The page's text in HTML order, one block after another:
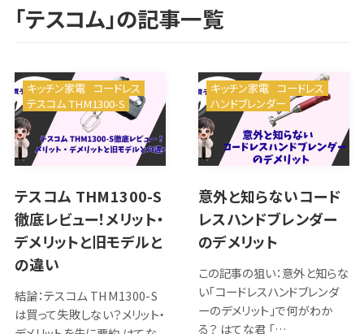
「テスコム」の記事一覧
テスコム THM1300-S
徹底レビュー！メリット・
デメリットと旧モデルと
の違い
結論：テスコム THM1300-S
は買って失敗しない？メリット・
キッチン家電 コードレス
テスコム THM1300-S
意外と知らないコード
レスハンドブレンダー
のデメリット
この記事の狙い：意外と知らな
い「コードレスハンドブレンダ
ーのデメリット」で何がわか
る？ はてな君 「…
キッチン家電 コードレス
ハンドブレンダー